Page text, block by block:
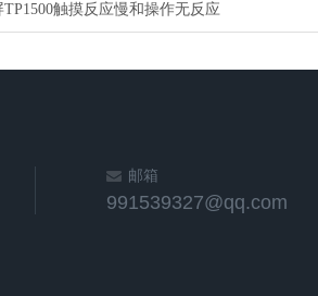
触摸反应慢和操作无反应
邮箱
991539327@qq.com